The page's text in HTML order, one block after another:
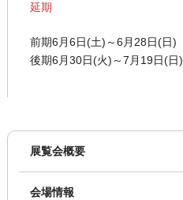
延期
前期6月6日(土)～6月28日(日)
後期6月30日(火)～7月19日(日)
展覧会概要
会場情報